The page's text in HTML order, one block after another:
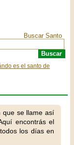
Buscar Santo
es el santo de
que se llame así
encontrás el
los días en